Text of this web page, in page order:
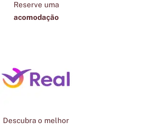
Reserve uma
acomodação
Descubra o melhor